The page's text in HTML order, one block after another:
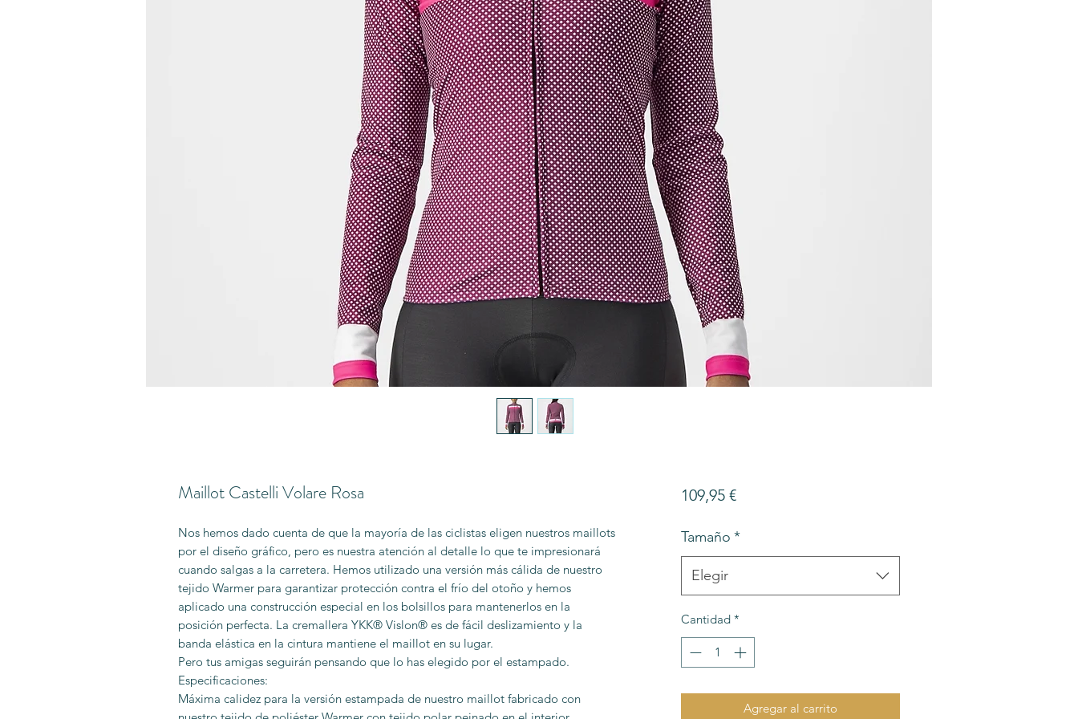
Maillot Castelli Volare Rosa
Nos hemos dado cuenta de que la mayoría de las ciclistas eligen nuestros maillots
por el diseño gráfico, pero es nuestra atención al detalle lo que te impresionará
cuando salgas a la carretera. Hemos utilizado una versión más cálida de nuestro
tejido Warmer para garantizar protección contra el frío del otoño y hemos
aplicado una construcción especial en los bolsillos para mantenerlos en la
posición perfecta. La cremallera YKK® Vislon® es de fácil deslizamiento y la
banda elástica en la cintura mantiene el maillot en su lugar.
Pero tus amigas seguirán pensando que lo has elegido por el estampado.
Especificaciones:
Máxima calidez para la versión estampada de nuestro maillot fabricado con
109,95 €Precio
Tamaño *
Elegir
Cantidad *
Agregar al carrito